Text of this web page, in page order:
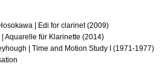
| Edi for clarinet (2009)
| Aquarelle für Klarinette (2014)
| Time and Motion Study I (1971-1977)